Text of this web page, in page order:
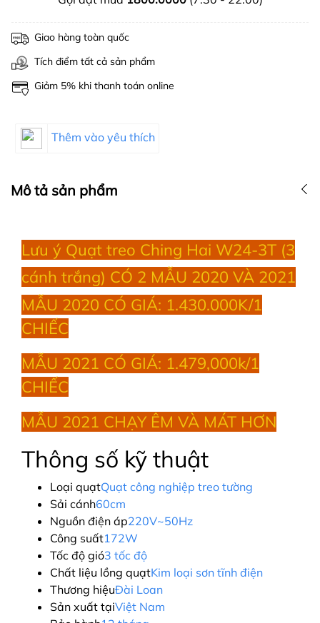
Giao hàng toàn quốc
Tích điểm tất cả sản phẩm
Giảm 5% khi thanh toán online
Thêm vào yêu thích
Mô tả sản phẩm
Lưu ý Quạt treo Ching Hai W24-3T (3
cánh trắng) CÓ 2 MẪU 2020 VÀ 2021
MẪU 2020 CÓ GIÁ: 1.430.000K/1
CHIẾC
MẪU 2021 CÓ GIÁ: 1.479,000k/1
CHIẾC
MẪU 2021 CHẠY ÊM VÀ MÁT HƠN
Thông số kỹ thuật
Loại quạtQuạt công nghiệp treo tường
Sải cánh60cm
Nguồn điện áp220V~50Hz
Công suất172W
Tốc độ gió3 tốc độ
Chất liệu lồng quạtKim loại sơn tĩnh điện
Thương hiệuĐài Loan
Sản xuất tạiViệt Nam